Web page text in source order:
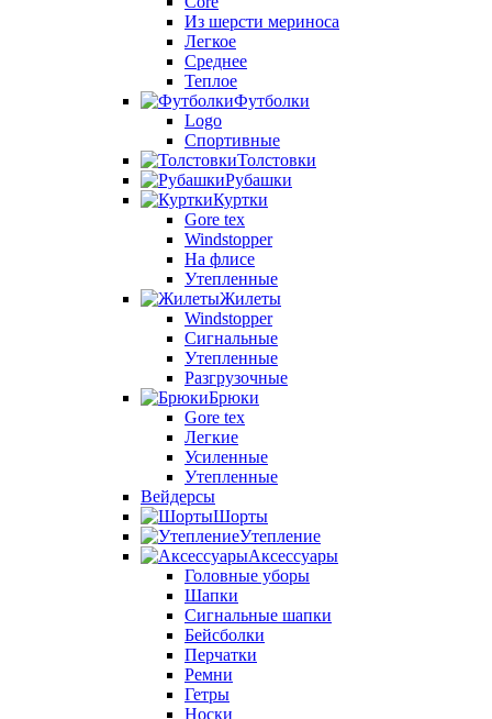
Из шерсти мериноса
Легкое
Среднее
Теплое
Футболки
Logo
Спортивные
Толстовки
Рубашки
Куртки
Gore tex
Windstopper
На флисе
Утепленные
Жилеты
Windstopper
Сигнальные
Утепленные
Разгрузочные
Брюки
Gore tex
Легкие
Усиленные
Утепленные
Вейдерсы
Шорты
Утепление
Аксессуары
Головные уборы
Шапки
Сигнальные шапки
Бейсболки
Перчатки
Ремни
Гетры
Носки